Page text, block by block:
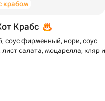
крабом
Крабс
соус фирменный, нори, соус
лист салата, моцарелла, кляр и